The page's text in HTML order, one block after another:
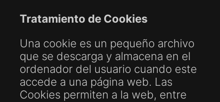
Tratamiento de Cookies
Una cookie es un pequeño archivo
que se descarga y almacena en el
ordenador del usuario cuando este
accede a una página web. Las
Cookies permiten a la web, entre